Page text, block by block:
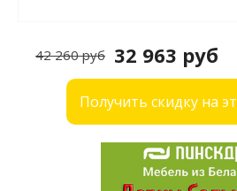
32 963 руб
42 260 руб
Получить скидку на